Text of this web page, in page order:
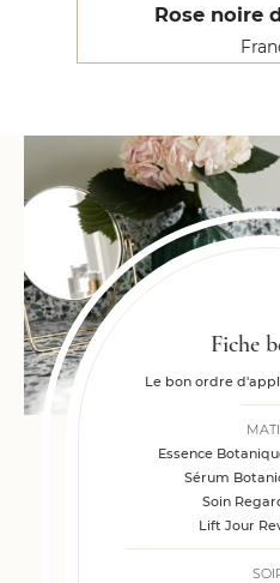
Rose noire
Fiche
Le bon ordre
Essence
Sérum
Soin
Lift Jour